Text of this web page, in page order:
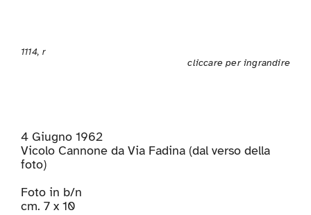
1114, r
cliccare per ingrandire
4 Giugno 1962
Vicolo Cannone da Via Fadina (dal verso della
foto)
Foto in b/n
cm. 7 x 10